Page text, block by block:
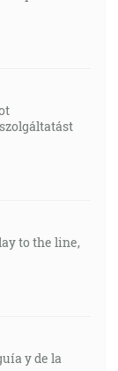
to the line,
y de la